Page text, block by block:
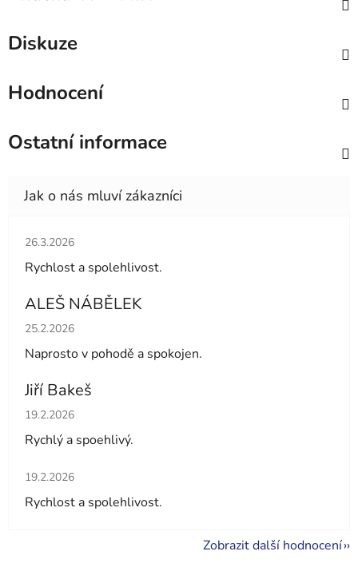
Diskuze
Hodnocení
Ostatní informace
Hodnocení obchodu je 5 z 5 hvězdiček.
26.3.2026
Rychlost a spolehlivost.
ALEŠ NÁBĚLEK
Hodnocení obchodu je 5 z 5 hvězdiček.
25.2.2026
Naprosto v pohodě a spokojen.
Jiří Bakeš
Hodnocení obchodu je 5 z 5 hvězdiček.
19.2.2026
Rychlý a spoehlivý.
Hodnocení obchodu je 5 z 5 hvězdiček.
19.2.2026
Rychlost a spolehlivost.
Zobrazit další hodnocení